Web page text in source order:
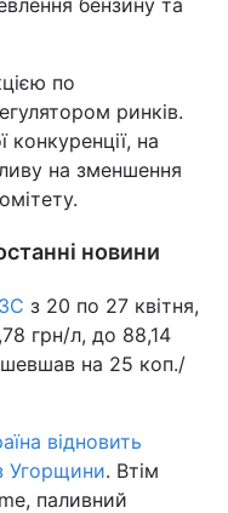
бензину та
по
ринків.
конкуренції, на
на зменшення
новини
з 20 по 27 квітня,
грн/л, до 88,14
на 25 коп./
відновить
Угорщини. Втім
паливний